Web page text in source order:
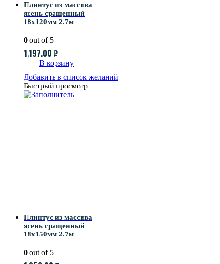
Плинтус из массива
ясень сращенный
18х120мм 2.7м
0 out of 5
1,197.00 ₽
В корзину
Добавить в список желаний
Быстрый просмотр
Плинтус из массива
ясень сращенный
18х150мм 2.7м
0 out of 5